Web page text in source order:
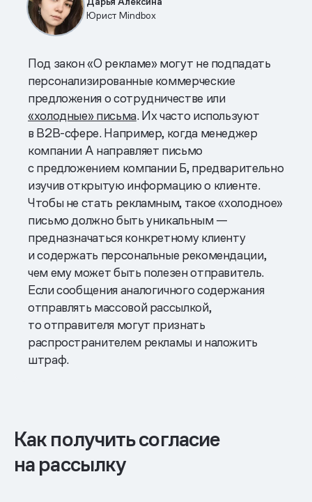
Юрист Mindbox
Под закон «О рекламе» могут не подпадать
персонализированные коммерческие
предложения о сотрудничестве или
«холодные» письма. Их часто используют
в B2B-сфере. Например, когда менеджер
компании А направляет письмо
с предложением компании Б, предварительно
изучив открытую информацию о клиенте.
Чтобы не стать рекламным, такое «холодное»
письмо должно быть уникальным —
предназначаться конкретному клиенту
и содержать персональные рекомендации,
чем ему может быть полезен отправитель.
Если сообщения аналогичного содержания
отправлять массовой рассылкой,
то отправителя могут признать
распространителем рекламы и наложить
штраф.
Как получить согласие
на рассылку